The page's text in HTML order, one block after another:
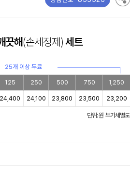
끗해(손세정제)세트
25개 이상 무료
125 250 500 750 1,250
24,400 24,100 23,800 23,500 23,200
단위: 원 부가세별도